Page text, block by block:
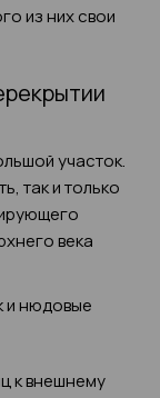
из них свои
участок.
так и только
века
и нюдовые
к внешнему